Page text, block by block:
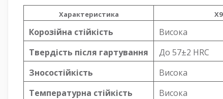
Характеристика
Корозійна стійкість
Висока
Твердість після гартування
До 57±2 HRC
Зносостійкість
Висока
Температурна стійкість
Висока